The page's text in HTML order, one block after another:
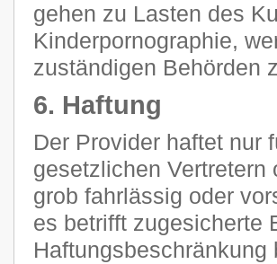
gehen zu Lasten des
Kinderpornographie,
zuständigen Behörden
6. Haftung
Der Provider haftet nur
gesetzlichen
grob fahrlässig oder
es betrifft zugesicherte